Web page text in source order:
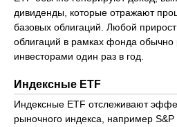
дивиденды, которые отражают
базовых облигаций. Любой
облигаций в рамках фонда
инвесторами один раз в год.
Индексные ETF
Индексные ETF отслеживают
рыночного индекса, например